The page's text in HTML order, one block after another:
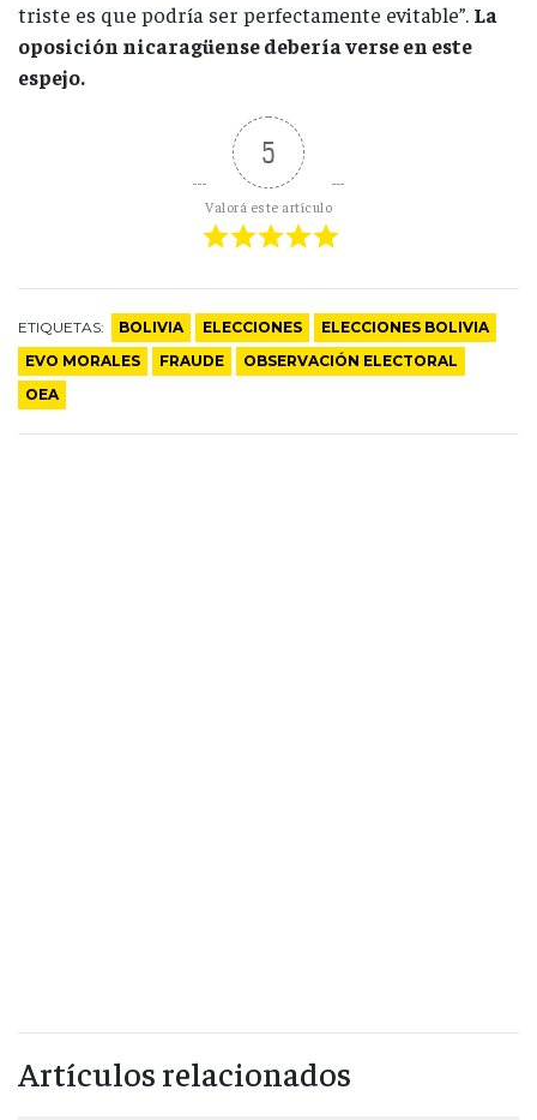
triste es que podría ser perfectamente evitable”. La
oposición nicaragüense debería verse en este
espejo.
5
Valorá este artículo
ETIQUETAS: BOLIVIA ELECCIONES
ELECCIONES BOLIVIA
EVO MORALES
FRAUDE
OBSERVACIÓN ELECTORAL
OEA
Artículos relacionados